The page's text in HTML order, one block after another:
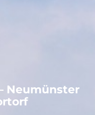
Neumünster